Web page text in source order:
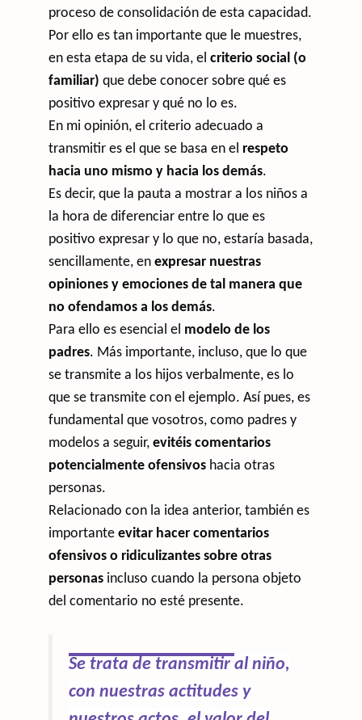
proceso de consolidación de esta capacidad.
Por ello es tan importante que le muestres,
en esta etapa de su vida, el criterio social (o
familiar) que debe conocer sobre qué es
positivo expresar y qué no lo es.
En mi opinión, el criterio adecuado a
transmitir es el que se basa en el respeto
hacia uno mismo y hacia los demás.
Es decir, que la pauta a mostrar a los niños a
la hora de diferenciar entre lo que es
positivo expresar y lo que no, estaría basada,
sencillamente, en expresar nuestras
opiniones y emociones de tal manera que
no ofendamos a los demás.
Para ello es esencial el modelo de los
padres. Más importante, incluso, que lo que
se transmite a los hijos verbalmente, es lo
que se transmite con el ejemplo. Así pues, es
fundamental que vosotros, como padres y
modelos a seguir, evitéis comentarios
potencialmente ofensivos hacia otras
personas.
Relacionado con la idea anterior, también es
importante evitar hacer comentarios
ofensivos o ridiculizantes sobre otras
personas incluso cuando la persona objeto
del comentario no esté presente.
Se trata de transmitir al niño,
con nuestras actitudes y